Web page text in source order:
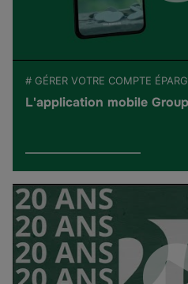
# GÉRER VOTRE COMPTE
L'application mobile